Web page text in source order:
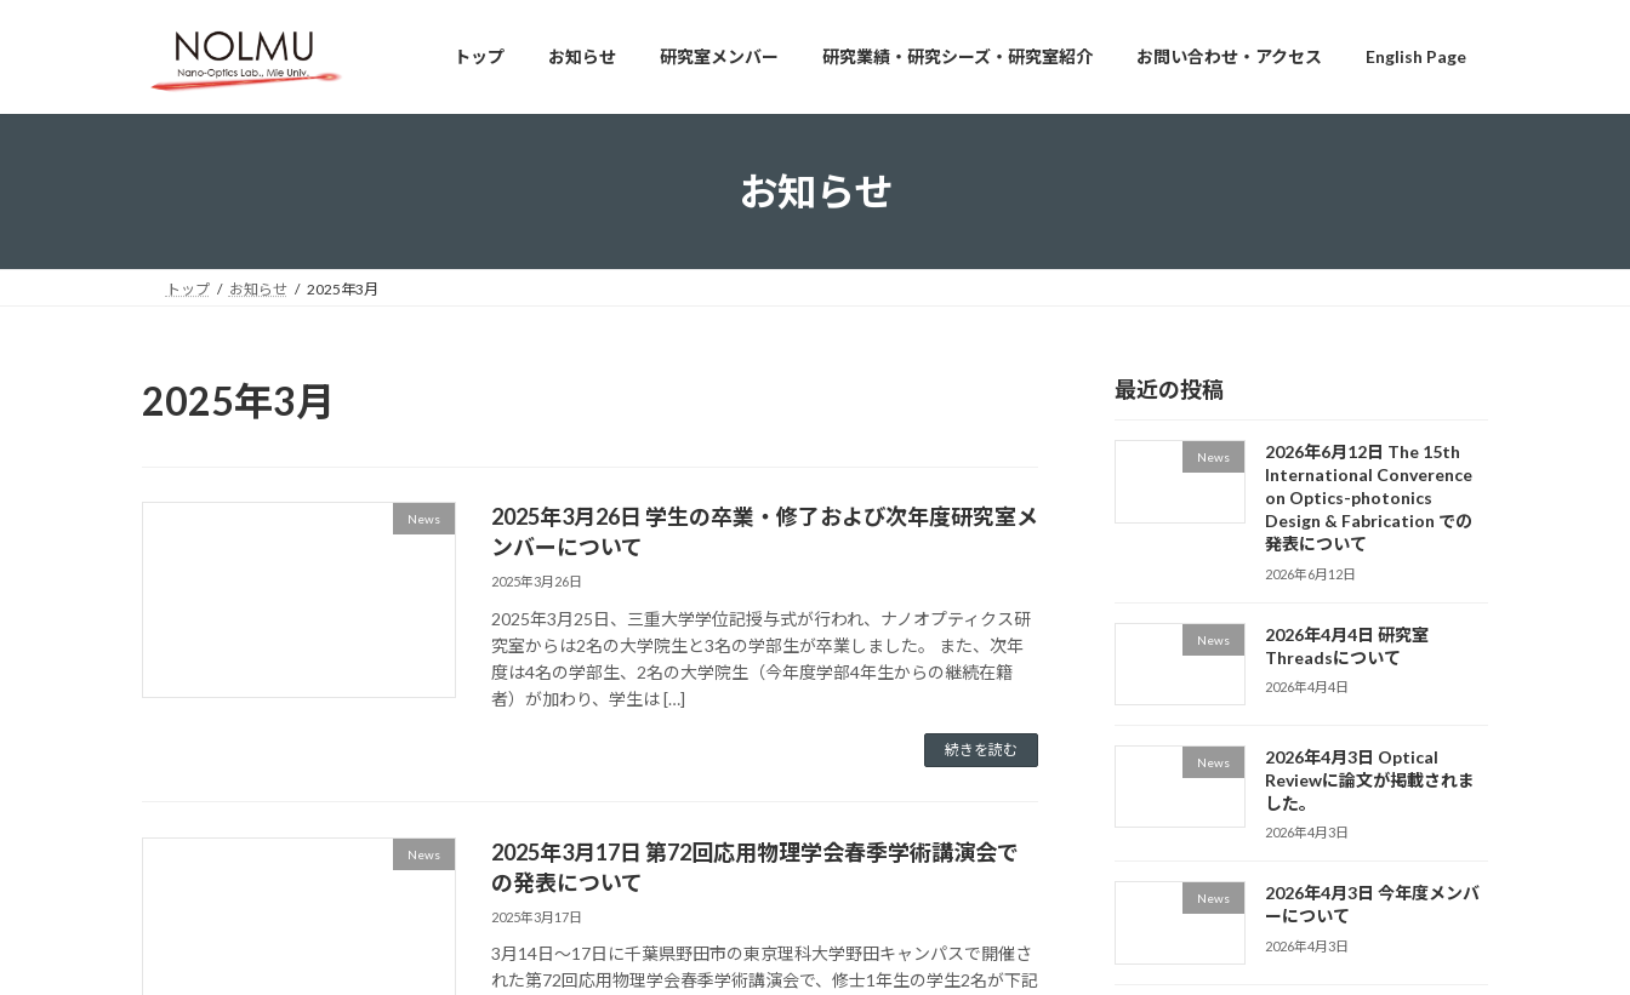
プ
動
トップ お知らせ 研究室メンバー 研究業績・研究シーズ・研究室紹介 お問い合わせ・アクセス English Page
お知らせ
トップ お知らせ 2025年3月
2025年3月
News
2025年3月26日 学生の卒業・修了および次年度研究室メ
ンバーについて
2025年3月26日
2025年3月25日、三重大学学位記授与式が行われ、ナノオプティクス研
究室からは2名の大学院生と3名の学部生が卒業しました。 また、次年
度は4名の学部生、2名の大学院生（今年度学部4年生からの継続在籍
者）が加わり、学生は […]
続きを読む
News
2025年3月17日 第72回応用物理学会春季学術講演会で
の発表について
2025年3月17日
3月14日～17日に千葉県野田市の東京理科大学野田キャンパスで開催さ
れた第72回応用物理学会春季学術講演会で、修士1年生の学生2名が下記
最近の投稿
News
2026年6月12日 The 15th
International Converence
on Optics-photonics
Design & Fabrication での
発表について
2026年6月12日
News
2026年4月4日 研究室
Threadsについて
2026年4月4日
News
2026年4月3日 Optical
Reviewに論文が掲載されま
した。
2026年4月3日
News
2026年4月3日 今年度メンバ
ーについて
2026年4月3日